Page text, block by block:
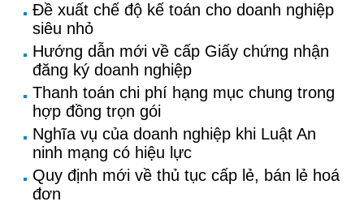
Đề xuất chế độ kế toán cho doanh nghiệp
siêu nhỏ
Hướng dẫn mới về cấp Giấy chứng nhận
đăng ký doanh nghiệp
Thanh toán chi phí hạng mục chung trong
hợp đồng trọn gói
Nghĩa vụ của doanh nghiệp khi Luật An
ninh mạng có hiệu lực
Quy định mới về thủ tục cấp lẻ, bán lẻ hoá
đơn